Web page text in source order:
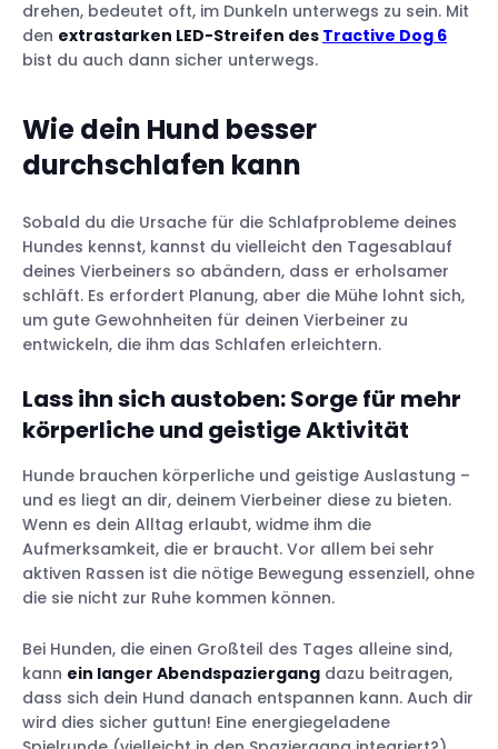
drehen, bedeutet oft, im Dunkeln unterwegs zu sein. Mit
den extrastarken LED-Streifen des Tractive Dog 6
bist du auch dann sicher unterwegs.
Wie dein Hund besser
durchschlafen kann
Sobald du die Ursache für die Schlafprobleme deines
Hundes kennst, kannst du vielleicht den Tagesablauf
deines Vierbeiners so abändern, dass er erholsamer
schläft. Es erfordert Planung, aber die Mühe lohnt sich,
um gute Gewohnheiten für deinen Vierbeiner zu
entwickeln, die ihm das Schlafen erleichtern.
Lass ihn sich austoben: Sorge für mehr
körperliche und geistige Aktivität
Hunde brauchen körperliche und geistige Auslastung –
und es liegt an dir, deinem Vierbeiner diese zu bieten.
Wenn es dein Alltag erlaubt, widme ihm die
Aufmerksamkeit, die er braucht. Vor allem bei sehr
aktiven Rassen ist die nötige Bewegung essenziell, ohne
die sie nicht zur Ruhe kommen können.
Bei Hunden, die einen Großteil des Tages alleine sind,
kann ein langer Abendspaziergang dazu beitragen,
dass sich dein Hund danach entspannen kann. Auch dir
wird dies sicher guttun! Eine energiegeladene